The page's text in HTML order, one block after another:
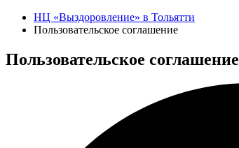
НЦ «Выздоровление» в Тольятти
Пользовательское соглашение
Пользовательское соглашение